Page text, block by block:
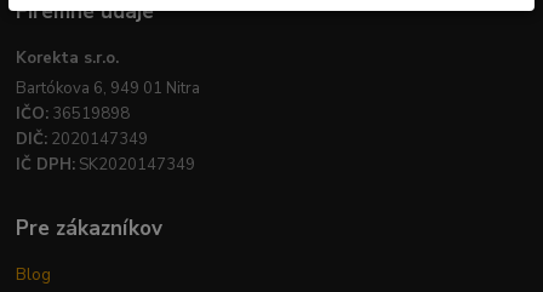
Firemné údaje
Korekta s.r.o.
Bartókova 6, 949 01 Nitra
IČO: 36519898
DIČ: 2020147349
IČ DPH: SK2020147349
Pre zákazníkov
Blog